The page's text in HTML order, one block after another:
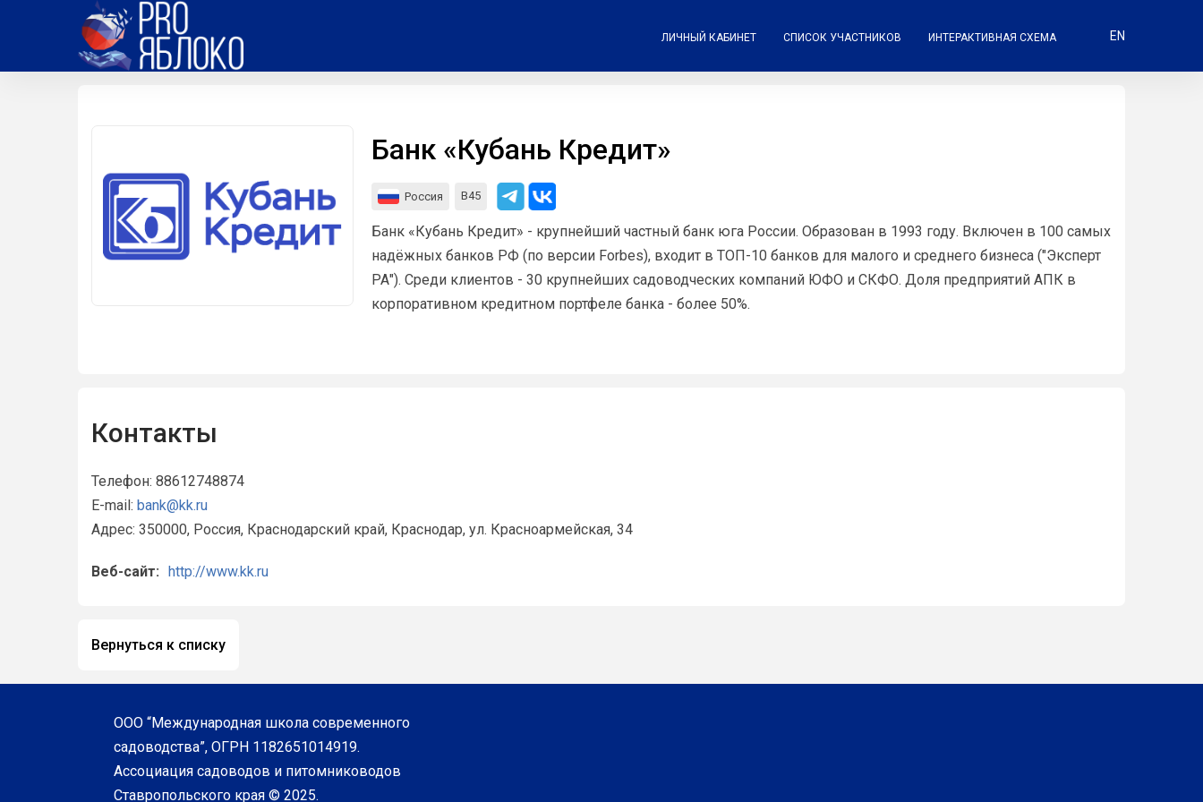
ЛИЧНЫЙ КАБИНЕТ СПИСОК УЧАСТНИКОВ ИНТЕРАКТИВНАЯ СХЕМА EN
Банк «Кубань Кредит»
Россия В45
Банк «Кубань Кредит» - крупнейший частный банк юга России. Образован в 1993 году. Включен в 100 самых
надёжных банков РФ (по версии Forbes), входит в ТOП-10 банков для малого и среднего бизнеса ("Эксперт
РА"). Среди клиентов - 30 крупнейших садоводческих компаний ЮФО и СКФО. Доля предприятий АПК в
корпоративном кредитном портфеле банка - более 50%.
Контакты
Телефон: 88612748874
E-mail: bank@kk.ru
Адрес: 350000, Россия, Краснодарский край, Краснодар, ул. Красноармейская, 34
Веб-сайт: http://www.kk.ru
Вернуться к списку
ООО “Международная школа современного
садоводства”, ОГРН 1182651014919.
Ассоциация садоводов и питомниководов
Ставропольского края © 2025.